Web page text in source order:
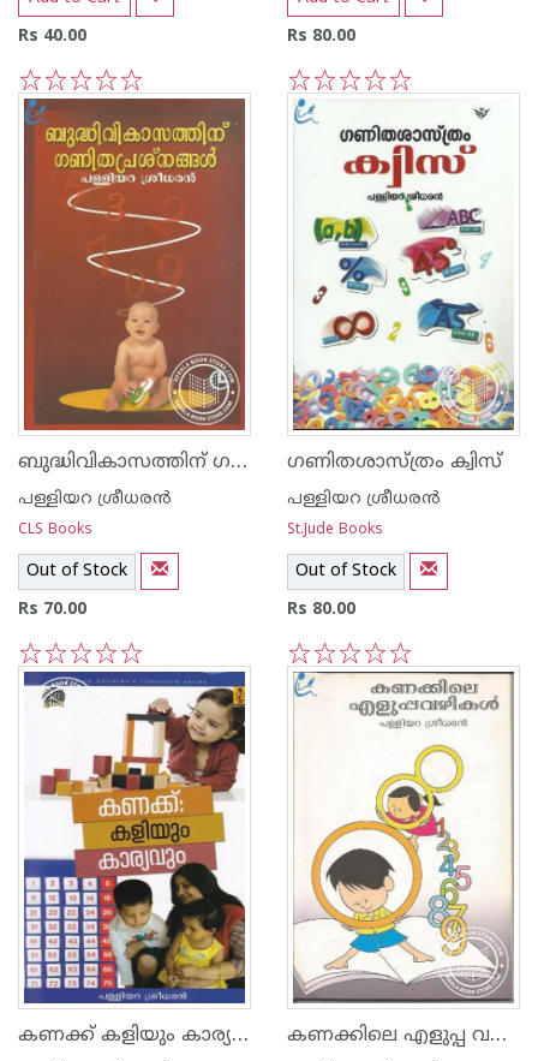
Rs 40.00
5
4
3
2
1
Rs 80.00
2
1
ബുദ്ധിവികാസത്തിന് ഗണിത പ്രശ്നങ്ങള്‍
പള്ളിയറ ശ്രീധര‌ന്‍
CLS Books
Out of Stock
Rs 70.00
5
4
3
2
1
ഗണിതശാസ്ത്രം ക്വിസ്
പള്ളിയറ ശ്രീധര‌ന്‍
St.Jude Books
Out of Stock
Rs 80.00
5
4
3
2
1
കണക്ക് കളിയും കാര്യവും കണക്കിലെ എളുപ്പ വഴികള്‍